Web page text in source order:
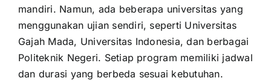
mandiri. Namun, ada beberapa universitas yang
menggunakan ujian sendiri, seperti Universitas
Gajah Mada, Universitas Indonesia, dan berbagai
Politeknik Negeri. Setiap program memiliki jadwal
dan durasi yang berbeda sesuai kebutuhan.